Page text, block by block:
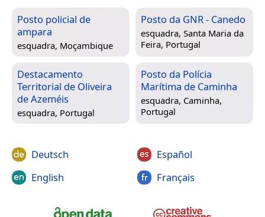
Posto policial de
ampara
esquadra, Moçambique
Posto da GNR - Canedo
esquadra, Santa Maria da
Feira, Portugal
Destacamento
Territorial de Oliveira
de Azeméis
esquadra, Portugal
Posto da Polícia
Marítima de Caminha
esquadra, Caminha,
Portugal
Deutsch
English
Español
Français